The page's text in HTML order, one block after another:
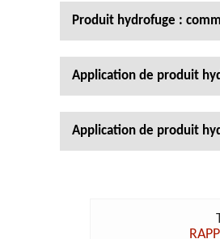
Produit hydrofuge :
Application de produit
Application de produit